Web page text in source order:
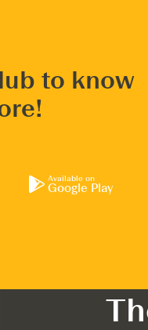
to know
Available on
Google Play